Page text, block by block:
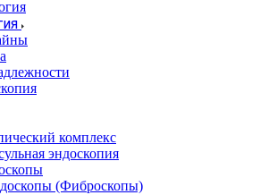
комплекс
эндоскопия
(Фиброcкопы)